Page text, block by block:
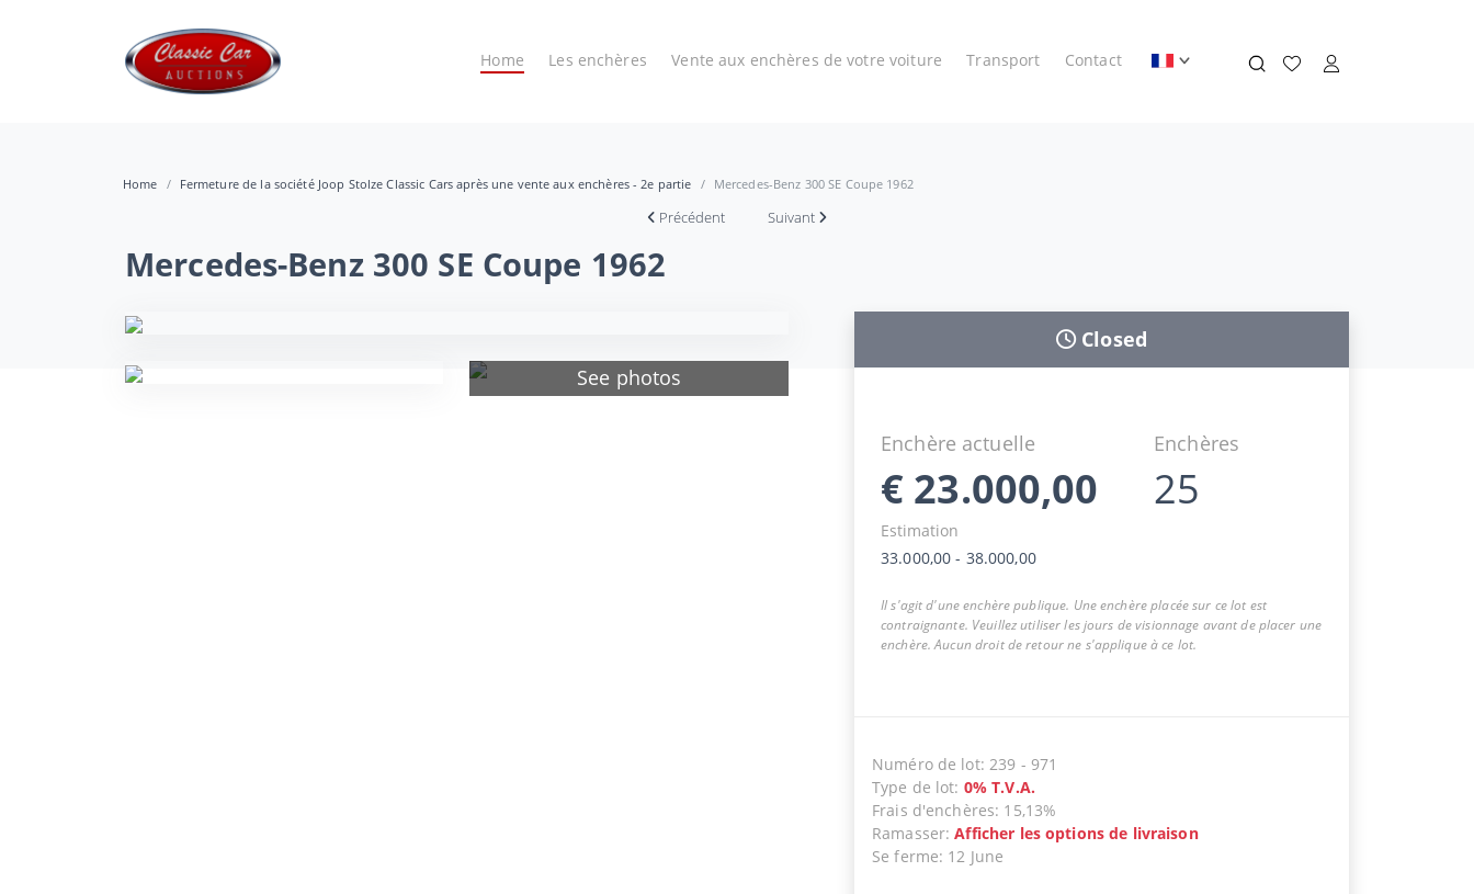
Home Les enchères Vente aux enchères de votre voiture Transport Contact
Home Fermeture de la société Joop Stolze Classic Cars après une vente aux enchères - 2e partie Mercedes-Benz 300 SE Coupe 1962
Précédent Suivant
Mercedes-Benz 300 SE Coupe 1962
See photos
Closed
Enchère actuelle
€ 23.000,00
Enchères
25
Estimation
33.000,00 - 38.000,00
Il s'agit d'une enchère publique. Une enchère placée sur ce lot est
contraignante. Veuillez utiliser les jours de visionnage avant de placer une
enchère. Aucun droit de retour ne s'applique à ce lot.
Numéro de lot: 239 - 971
Type de lot: 0% T.V.A.
Frais d'enchères: 15,13%
Ramasser:Afficher les options de livraison
Se ferme: 12 June